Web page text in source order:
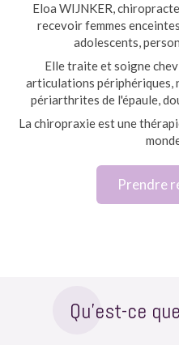
Eloa WIJNKER,
recevoir femmes
adolescents,
Elle traite et soigne
articulations périphériques,
périarthrites de l'épaule,
La chiropraxie est une
Prendre
Qu'est-ce